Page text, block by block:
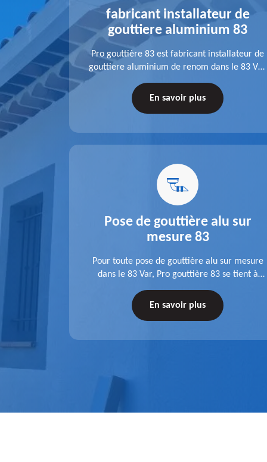
83
ses
Var,
de
de
nous
fabricant installateur de
gouttiere aluminium 83
Pro gouttière 83 est fabricant installateur de
gouttiere aluminium de renom dans le 83 Var.
veille à réaliser des gouttières performantes,
durables et à la hauteur de vos attentes.
En savoir plus
Pose de gouttière alu sur
mesure 83
Pour toute pose de gouttière alu sur mesure
dans le 83 Var, Pro gouttière 83 se tient à
de l'accessoire à installer, faites-nous
En savoir plus